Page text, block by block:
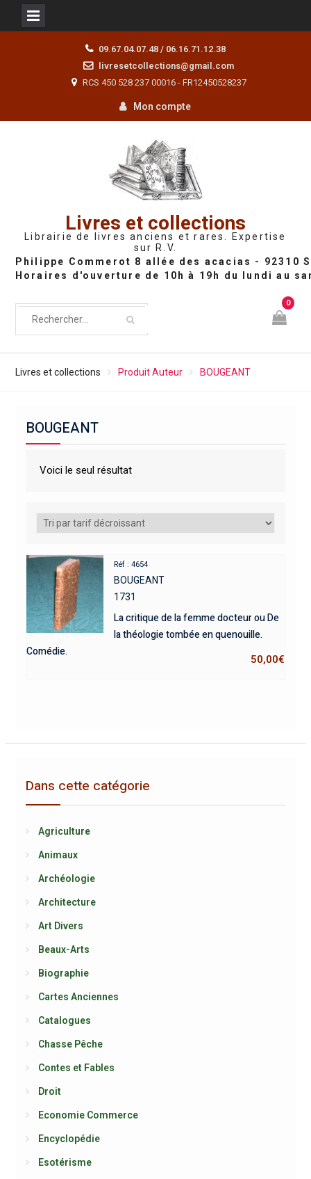
09.67.04.07.48 / 06.16.71.12.38
livresetcollections@gmail.com
RCS 450 528 237 00016 - FR12450528237
Mon compte
Livres et collections
Librairie de livres anciens et rares. Expertise
sur R.V.
0
Livres et collections Produit Auteur BOUGEANT
BOUGEANT
Voici le seul résultat
Réf : 4654
BOUGEANT
1731
La critique de la femme docteur ou De
la théologie tombée en quenouille.
Comédie.
50,00€
Dans cette catégorie
Agriculture
Animaux
Archéologie
Architecture
Art Divers
Beaux-Arts
Biographie
Cartes Anciennes
Catalogues
Chasse Pêche
Contes et Fables
Droit
Economie Commerce
Encyclopédie
Esotérisme